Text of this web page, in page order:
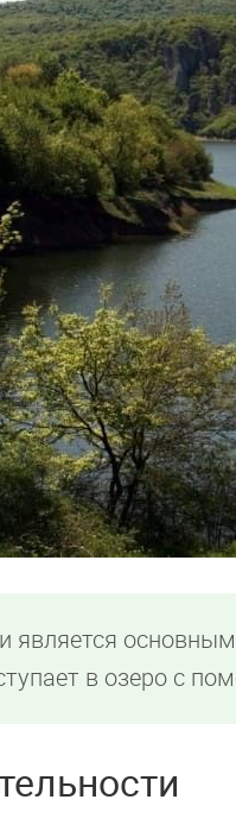
является
в озеро с